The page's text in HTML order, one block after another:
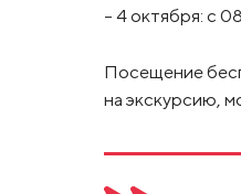
– 4 октября: с
Посещение
на экскурсию,